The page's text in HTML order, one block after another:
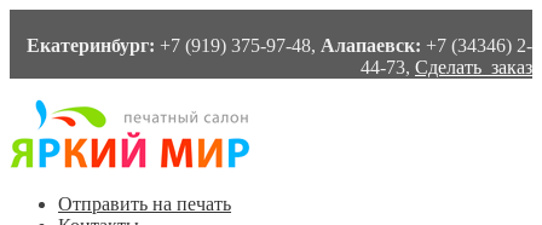
Екатеринбург: +7 (919) 375-97-48, Алапаевск: +7 (34346) 2-
44-73, Сделать заказ
Перейти
навигации
Перейти
содержимому
Отправить на печать